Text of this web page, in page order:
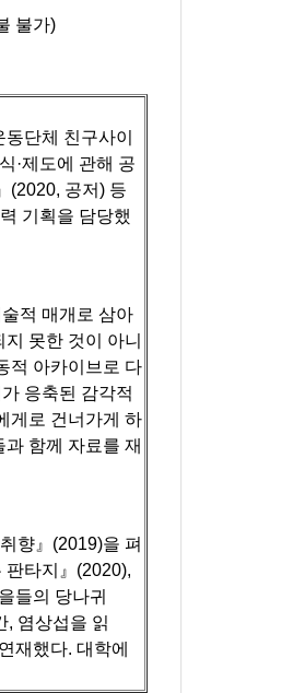
불가)
단체 친구사이
·제도에 관해 공
(2020, 공저) 등
기획을 담당했
적 매개로 삼아
못한 것이 아니
적 아카이브로 다
응축된 감각적
게로 건너가게 하
함께 자료를 재
향』(2019)을 펴
판타지』(2020),
들의 당나귀
, 염상섭을 읽
재했다. 대학에